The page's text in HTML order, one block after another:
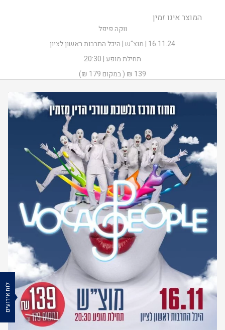
היה:
₪179.00.
₪139.00.
המוצר אינו זמין
ווקה פיפל
16.11.24 | מוצ"ש | היכל התרבות ראשון לציון
תחילת מופע | 20:30
139 ₪ ( במקום 179 ₪)
לוח אירועים